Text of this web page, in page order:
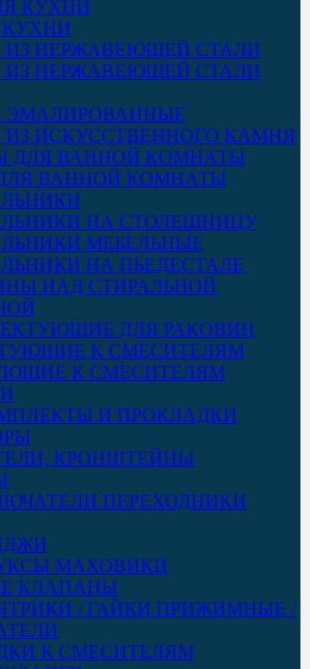
НЕРЖАВЕЮЩЕЙ СТАЛИ
НЕРЖАВЕЮЩЕЙ СТАЛИ
ИСКУССТВЕННОГО КАМНЯ
ВАННОЙ КОМНАТЫ
НА СТОЛЕШНИЦУ
МЕБЕЛЬНЫЕ
НА ПЬЕДЕСТАЛЕ
НАД СТИРАЛЬНОЙ
ДЛЯ РАКОВИН
К СМЕСИТЕЛЯМ
И ПРОКЛАДКИ
КРОНШТЕЙНЫ
ПЕРЕХОДНИКИ
МАХОВИКИ
КЛАПАНЫ
/ ГАЙКИ ПРИЖИМНЫЕ /
К СМЕСИТЕЛЯМ